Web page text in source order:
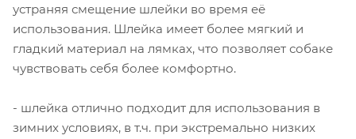
устраняя смещение шлейки во время её
использования. Шлейка имеет более мягкий и
гладкий материал на лямках, что позволяет собаке
чувствовать себя более комфортно.
- шлейка отлично подходит для использования в
зимних условиях, в т.ч. при экстремально низких